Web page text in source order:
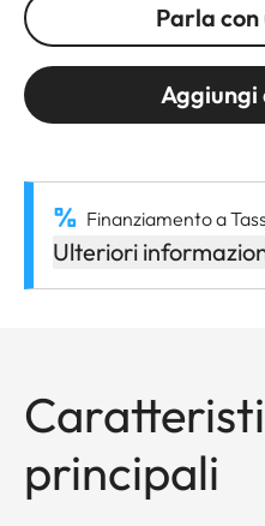
Parla
Finanziamento a
Ulteriori
principali